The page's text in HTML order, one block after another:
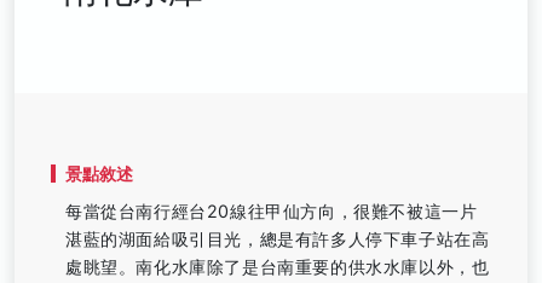
景點敘述
每當從台南行經台20線往甲仙方向，很難不被這一片
湛藍的湖面給吸引目光，總是有許多人停下車子站在高
處眺望。南化水庫除了是台南重要的供水水庫以外，也